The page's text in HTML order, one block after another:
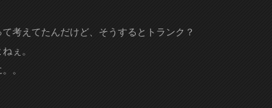
考えてたんだけど、そうするとトランク？
ぇ。
。